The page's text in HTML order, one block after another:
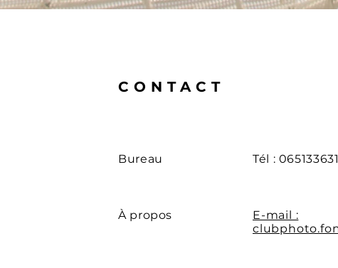
CONTACT
Bureau
À propos
Tél :
E-mail :